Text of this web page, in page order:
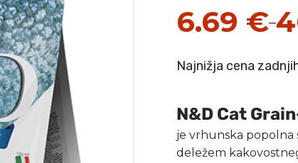
6.69 €–
Cenovni
od
do
46.79 €
Najnižja cena
N&D Cat
je vrhunska popolna
deležem